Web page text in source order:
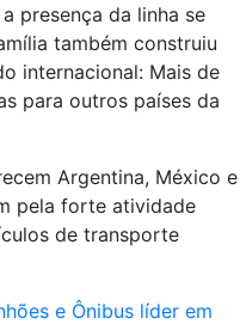
presença da linha se
também construiu
internacional: Mais de
para outros países da
Argentina, México e
pela forte atividade
de transporte
e Ônibus líder em